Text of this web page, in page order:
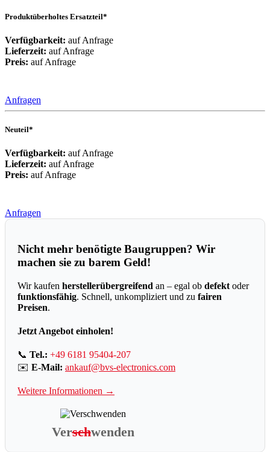
Produktüberholtes Ersatzteil*
Verfügbarkeit: auf Anfrage
Lieferzeit: auf Anfrage
Preis: auf Anfrage
Anfragen
Neuteil*
Verfügbarkeit: auf Anfrage
Lieferzeit: auf Anfrage
Preis: auf Anfrage
Anfragen
Nicht mehr benötigte Baugruppen? Wir
machen sie zu barem Geld!
Wir kaufen herstellerübergreifend an – egal ob defekt oder
funktionsfähig. Schnell, unkompliziert und zu fairen
Preisen.
Jetzt Angebot einholen!
📞 Tel.: +49 6181 95404-207
✉️ E-Mail: ankauf@bvs-electronics.com
Weitere Informationen →
Verschwenden